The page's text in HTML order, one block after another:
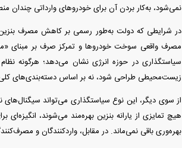
نمی‌شود، به‌کار بردن آن برای خودرو‌های وارداتی چندان
در شرایطی که دولت به‌طور رسمی بر کاهش مصرف بنزین،
مصرف واقعی سوخت خودرو‌ها و تمرکز صرف بر مبنای
سیاستگذاری در حوزه انرژی نشان می‌دهد؛ هرگونه
زیست‌محیطی طراحی شود، نه بر اساس دسته‌بندی‌های
از سوی دیگر، این نوع سیاستگذاری می‌تواند
هیچ تمایزی از یارانه بنزین بهره‌مند می‌شوند،
بهره‌وری باقی نمی‌ماند. در مقابل، واردکنندگان و